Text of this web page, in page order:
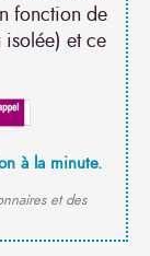
fonction de
et ce
à la minute.
et des